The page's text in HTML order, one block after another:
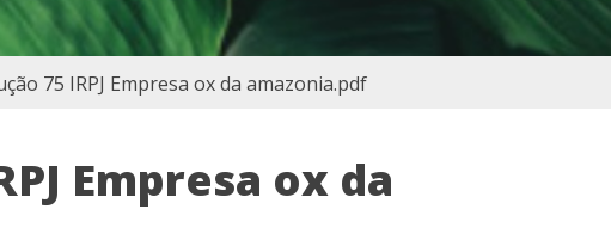
75 IRPJ Empresa ox da amazonia.pdf
Empresa ox da